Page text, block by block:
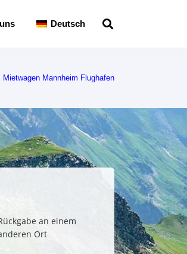
Deutsch
Mietwagen Mannheim Flughafen
an einem
Ort